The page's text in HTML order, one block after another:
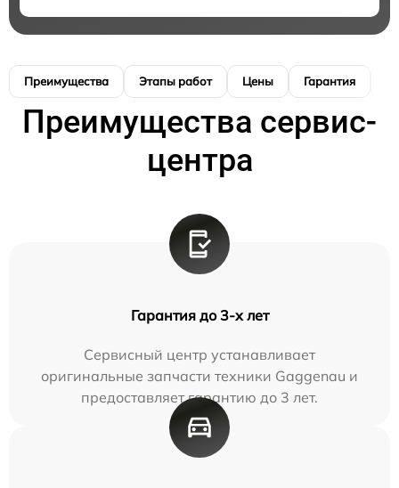
Преимущества Этапы работ Цены Гарантия
Преимущества сервис-
центра
Гарантия до 3-х лет
Сервисный центр устанавливает
оригинальные запчасти техники Gaggenau и
предоставляет гарантию до 3 лет.